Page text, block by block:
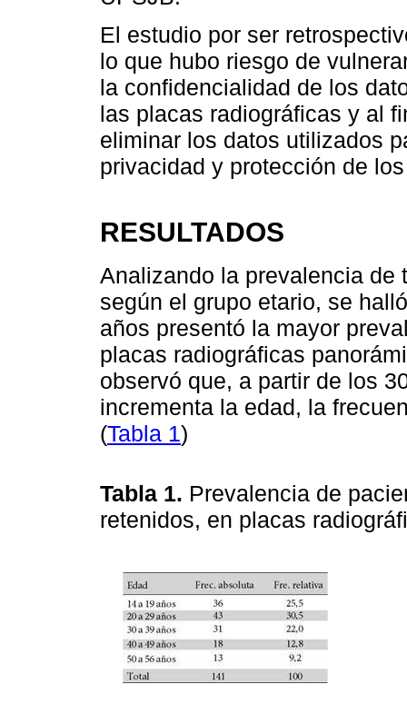
El estudio por ser
lo que hubo riesgo de
la confidencialidad de los
las placas radiográficas y al
eliminar los datos utilizados
privacidad y protección de
RESULTADOS
Analizando la prevalencia de
según el grupo etario, se
años presentó la mayor
placas radiográficas
observó que, a partir de los
incrementa la edad, la
(Tabla 1)
Tabla 1. Prevalencia de
retenidos, en placas